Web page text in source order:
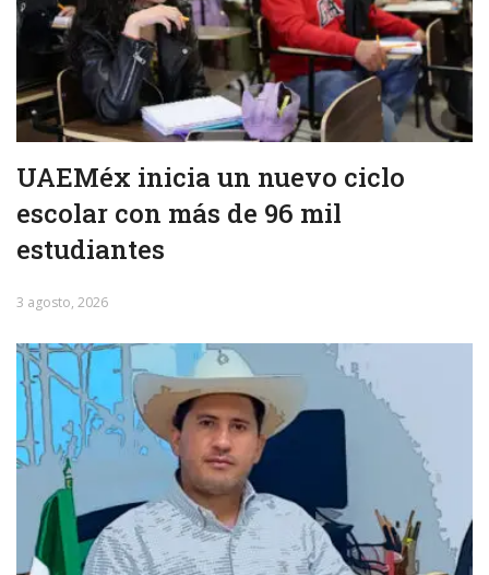
UAEMéx inicia un nuevo ciclo
escolar con más de 96 mil
estudiantes
3 agosto, 2026